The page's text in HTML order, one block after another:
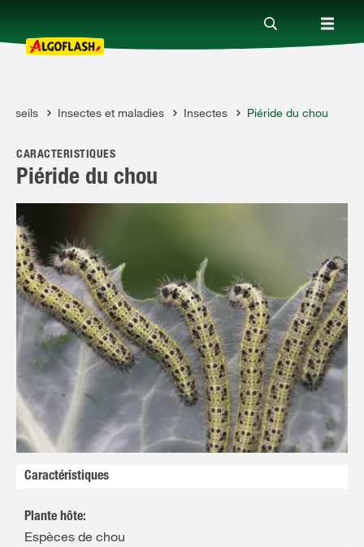
Nos produits
Conseils
Thèmes
Qui sommes-nous ?
Promotions
Insectes et maladies Insectes Piéride du chou
CARACTÉRISTIQUES
Piéride du chou
Caractéristiques
Plante hôte:
Espèces de chou